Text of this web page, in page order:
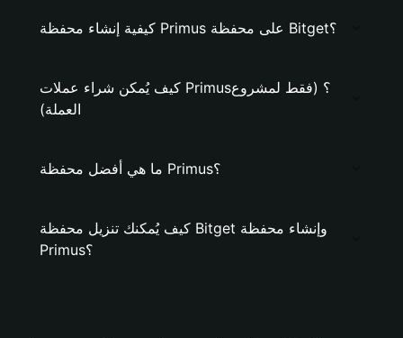
كيفية إنشاء محفظة Primus على محفظة Bitget؟
كيف يُمكن شراء عملات Primus؟ (فقط لمشروع
العملة)
ما هي أفضل محفظة Primus؟
كيف يُمكنك تنزيل محفظة Bitget وإنشاء محفظة
Primus؟